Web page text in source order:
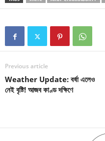
Previous article
Weather Update: বর্ষা এলেও
নেই বৃষ্টি! আজব কাণ্ড দক্ষিণে